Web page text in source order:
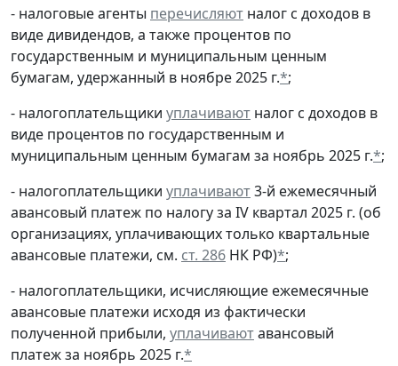
- налоговые агенты перечисляют налог с доходов в
виде дивидендов, а также процентов по
государственным и муниципальным ценным
бумагам, удержанный в ноябре 2025 г.*;
- налогоплательщики уплачивают налог с доходов в
виде процентов по государственным и
муниципальным ценным бумагам за ноябрь 2025 г.*;
- налогоплательщики уплачивают3-й ежемесячный
авансовый платеж по налогу за IV квартал 2025 г. (об
организациях, уплачивающих только квартальные
авансовые платежи, см. ст. 286 НК РФ)*;
- налогоплательщики, исчисляющие ежемесячные
авансовые платежи исходя из фактически
полученной прибыли, уплачиваютавансовый
платеж за ноябрь 2025 г.*